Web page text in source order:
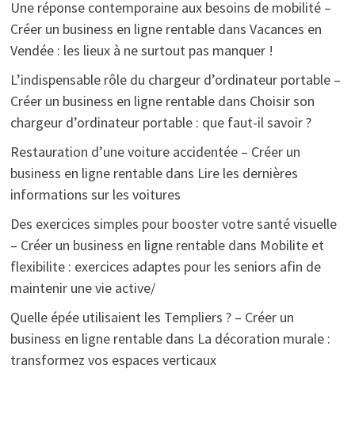
Une réponse contemporaine aux besoins de mobilité –
Créer un business en ligne rentabledans Vacances en
Vendée : les lieux à ne surtout pas manquer !
L’indispensable rôle du chargeur d’ordinateur portable –
Créer un business en ligne rentabledans Choisir son
chargeur d’ordinateur portable : que faut-il savoir ?
Restauration d’une voiture accidentée – Créer un
business en ligne rentabledans Lire les dernières
informations sur les voitures
Des exercices simples pour booster votre santé visuelle
– Créer un business en ligne rentabledans Mobilite et
flexibilite : exercices adaptes pour les seniors afin de
maintenir une vie active/
Quelle épée utilisaient les Templiers ? – Créer un
business en ligne rentabledans La décoration murale :
transformez vos espaces verticaux